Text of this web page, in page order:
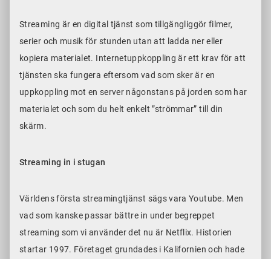
Streaming är en digital tjänst som tillgängliggör filmer,
serier och musik för stunden utan att ladda ner eller
kopiera materialet. Internetuppkoppling är ett krav för att
tjänsten ska fungera eftersom vad som sker är en
uppkoppling mot en server någonstans på jorden som har
materialet och som du helt enkelt ”strömmar” till din
skärm.
Streaming in i stugan
Världens första streamingtjänst sägs vara Youtube. Men
vad som kanske passar bättre in under begreppet
streaming som vi använder det nu är Netflix. Historien
startar 1997. Företaget grundades i Kalifornien och hade